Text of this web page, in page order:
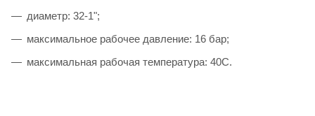
диаметр: 32-1";
максимальное рабочее давление: 16 бар;
максимальная рабочая температура: 40С.